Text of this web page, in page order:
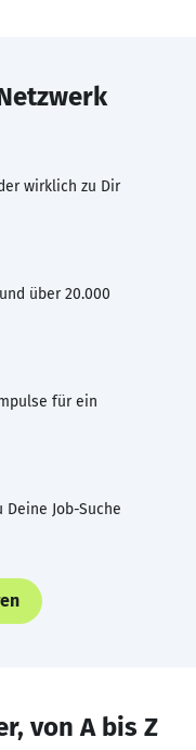
wirklich zu Dir
über 20.000
für ein
Job-Suche
von A bis Z